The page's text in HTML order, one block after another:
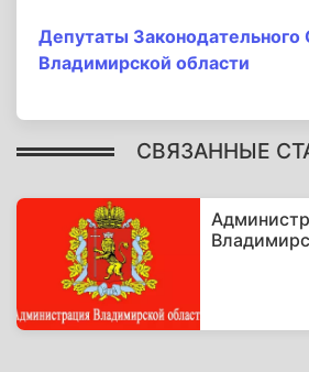
Депутаты Законодательного
Владимирской области
СВЯЗАННЫЕ